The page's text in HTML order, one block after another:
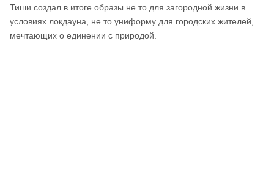
Тиши создал в итоге образы не то для загородной жизни в
условиях локдауна, не то униформу для городских жителей,
мечтающих о единении с природой.